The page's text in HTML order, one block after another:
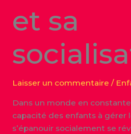
et sa
Laisser un commentaire /
Dans un monde en
capacité des enfants à gérer
s’épanouir socialement se